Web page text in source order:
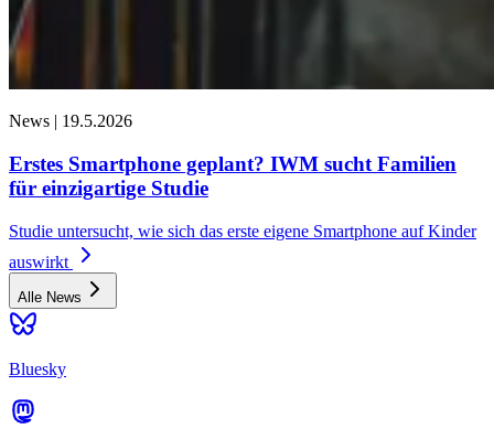
News | 19.5.2026
Erstes Smartphone geplant? IWM sucht Familien
für einzigartige Studie
Studie untersucht, wie sich das erste eigene Smartphone auf Kinder
auswirkt
Alle News
Bluesky